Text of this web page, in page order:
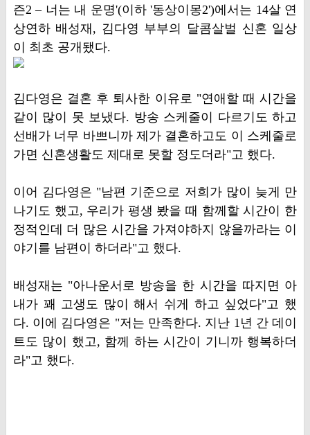
즌2 – 너는 내 운명'(이하 '동상이몽2')에서는 14살 연
상연하 배성재, 김다영 부부의 달콤살벌 신혼 일상
이 최초 공개됐다.
김다영은 결혼 후 퇴사한 이유로 "연애할 때 시간을
같이 많이 못 보냈다. 방송 스케줄이 다르기도 하고
선배가 너무 바쁘니까 제가 결혼하고도 이 스케줄로
가면 신혼생활도 제대로 못할 정도더라"고 했다.
이어 김다영은 "남편 기준으로 저희가 많이 늦게 만
나기도 했고, 우리가 평생 봤을 때 함께할 시간이 한
정적인데 더 많은 시간을 가져야하지 않을까라는 이
야기를 남편이 하더라"고 했다.
배성재는 "아나운서로 방송을 한 시간을 따지면 아
내가 꽤 고생도 많이 해서 쉬게 하고 싶었다"고 했
다. 이에 김다영은 "저는 만족한다. 지난 1년 간 데이
트도 많이 했고, 함께 하는 시간이 기니까 행복하더
라"고 했다.